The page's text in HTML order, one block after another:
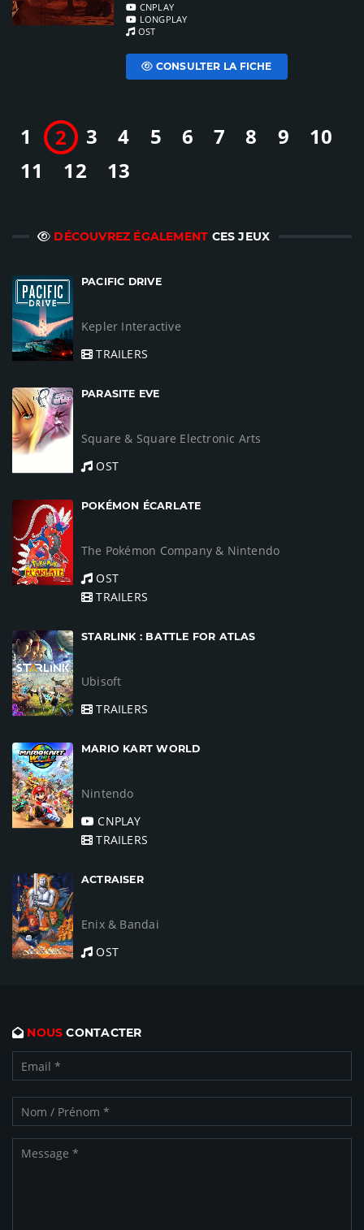
CNPLAY
LONGPLAY
OST
CONSULTER LA FICHE
1 2 3 4 5 6 7 8 9
10
11
12 13
DÉCOUVREZ ÉGALEMENT CES JEUX
PACIFIC DRIVE
Kepler Interactive
TRAILERS
PARASITE EVE
Square & Square Electronic Arts
OST
POKÉMON ÉCARLATE
The Pokémon Company & Nintendo
OST
TRAILERS
STARLINK : BATTLE FOR ATLAS
Ubisoft
TRAILERS
MARIO KART WORLD
Nintendo
CNPLAY
TRAILERS
ACTRAISER
Enix & Bandai
OST
NOUS CONTACTER